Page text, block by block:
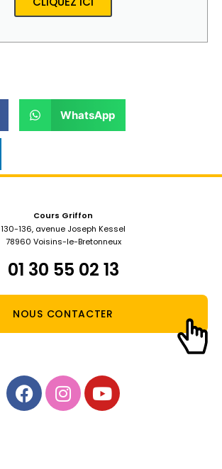
WhatsApp
Cours Griffon
130-136, avenue Joseph Kessel
78960 Voisins-le-Bretonneux
01 30 55 02 13
NOUS CONTACTER